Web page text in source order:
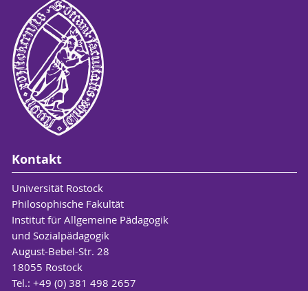
Kontakt
Universität Rostock
Philosophische Fakultät
Institut für Allgemeine Pädagogik
und Sozialpädagogik
August-Bebel-Str. 28
18055 Rostock
Tel.: +49 (0) 381 498 2657